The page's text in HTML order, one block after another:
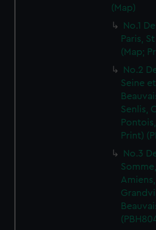
(Map)
No.1
Paris,
(Map;
No.2
Seine
Senlis,
Print)
No.3